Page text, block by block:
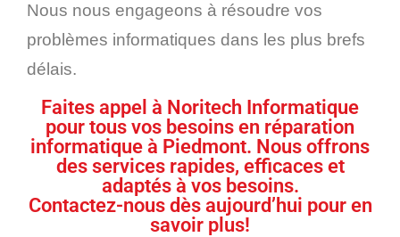
Nous nous engageons à résoudre vos
problèmes informatiques dans les plus brefs
délais.
Faites appel à Noritech Informatique
pour tous vos besoins en réparation
informatique à Piedmont. Nous offrons
des services rapides, efficaces et
adaptés à vos besoins.
Contactez-nous dès aujourd’hui pour en
savoir plus!